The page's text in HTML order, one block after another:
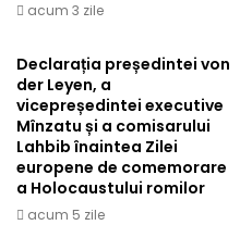
acum 3 zile
Declarația președintei von
der Leyen, a
vicepreședintei executive
Mînzatu și a comisarului
Lahbib înaintea Zilei
europene de comemorare
a Holocaustului romilor
acum 5 zile